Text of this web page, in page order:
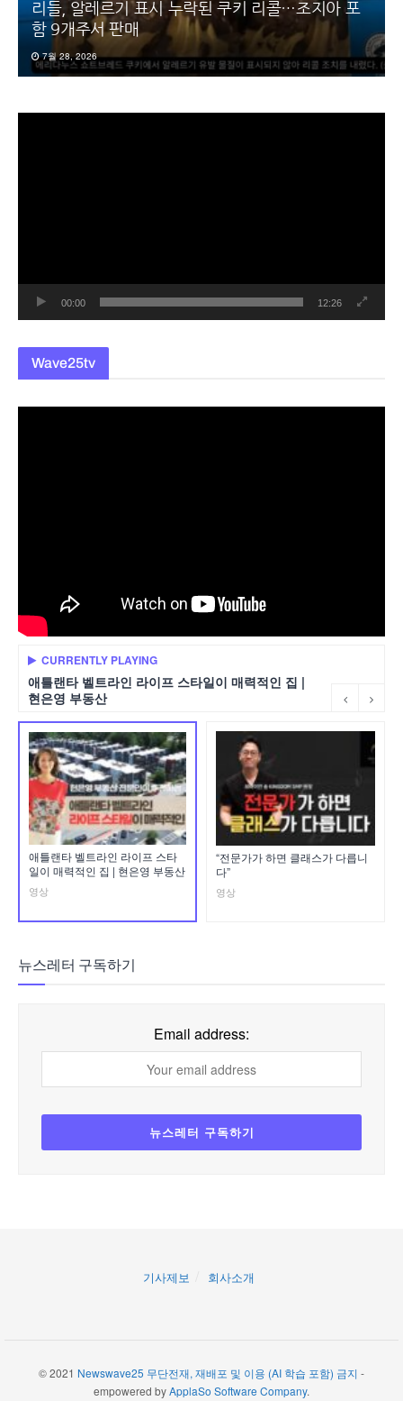
리들, 알레르기 표시 누락된 쿠키 리콜…조지아 포
함 9개주서 판매
7월 28, 2026
00:00 12:26
Wave25tv
CURRENTLY PLAYING
애틀랜타 벨트라인 라이프 스타일이 매력적인 집 |
현은영 부동산
애틀랜타 벨트라인 라이프 스타
일이 매력적인 집 | 현은영 부동산
영상
“전문가가 하면 클래스가 다릅니
다”
영상
뉴스레터 구독하기
Email address:
기사제보 회사소개
© 2021 Newswave25 무단전재, 재배포 및 이용 (AI 학습 포함) 금지 -
empowered byApplaSo Software Company.